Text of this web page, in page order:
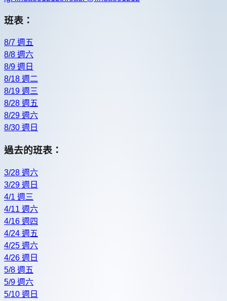
班表：
8/7 週五
8/8 週六
8/9 週日
8/18 週二
8/19 週三
8/28 週五
8/29 週六
8/30 週日
過去的班表：
3/28 週六
3/29 週日
4/1 週三
4/11 週六
4/16 週四
4/24 週五
4/25 週六
4/26 週日
5/8 週五
5/9 週六
5/10 週日